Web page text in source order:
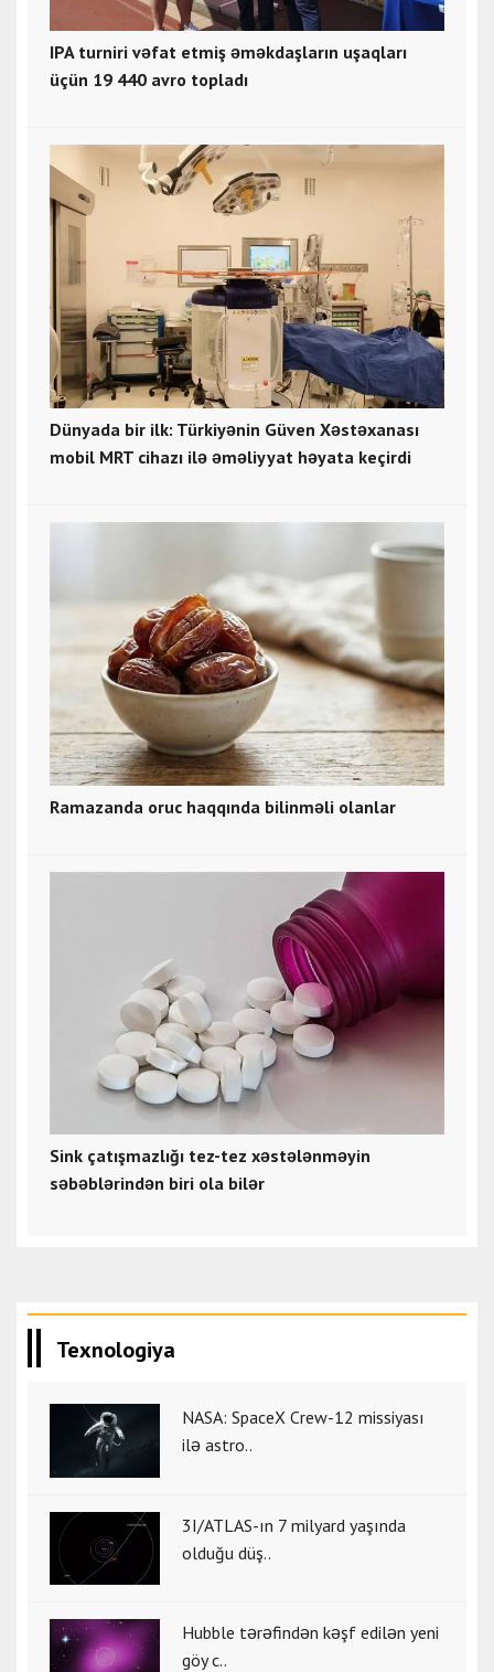
IPA turniri vəfat etmiş əməkdaşların uşaqları
üçün 19 440 avro topladı
Dünyada bir ilk: Türkiyənin Güven Xəstəxanası
mobil MRT cihazı ilə əməliyyat həyata keçirdi
Ramazanda oruc haqqında bilinməli olanlar
Sink çatışmazlığı tez-tez xəstələnməyin
səbəblərindən biri ola bilər
Texnologiya
NASA: SpaceX Crew-12 missiyası
ilə astro..
3I/ATLAS-ın 7 milyard yaşında
olduğu düş..
Hubble tərəfindən kəşf edilən yeni
göy c..